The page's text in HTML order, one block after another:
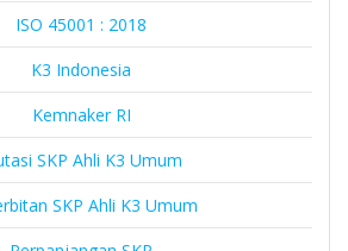
ISO 45001 : 2018
K3 Indonesia
Kemnaker RI
SKP Ahli K3 Umum
SKP Ahli K3 Umum